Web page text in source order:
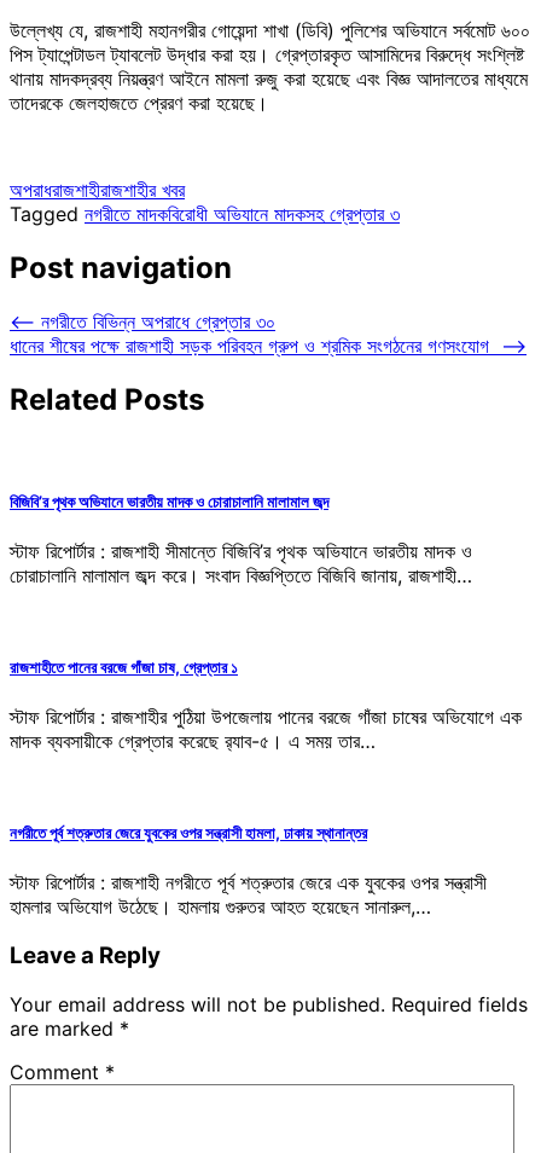
উল্লেখ্য যে, রাজশাহী মহানগরীর গোয়েন্দা শাখা (ডিবি) পুলিশের অভিযানে সর্বমোট ৬০০
পিস ট্যাপেন্টাডল ট্যাবলেট উদ্ধার করা হয়। গ্রেপ্তারকৃত আসামিদের বিরুদ্ধে সংশ্লিষ্ট
থানায় মাদকদ্রব্য নিয়ন্ত্রণ আইনে মামলা রুজু করা হয়েছে এবং বিজ্ঞ আদালতের মাধ্যমে
তাদেরকে জেলহাজতে প্রেরণ করা হয়েছে।
অপরাধরাজশাহীরাজশাহীর খবর
Tagged নগরীতে মাদকবিরোধী অভিযানে মাদকসহ গ্রেপ্তার ৩
Post navigation
⟵ নগরীতে বিভিন্ন অপরাধে গ্রেপ্তার ৩০
ধানের শীষের পক্ষে রাজশাহী সড়ক পরিবহন গ্রুপ ও শ্রমিক সংগঠনের গণসংযোগ ⟶
Related Posts
বিজিবি’র পৃথক অভিযানে ভারতীয় মাদক ও চোরাচালানি মালামাল জব্দ
স্টাফ রিপোর্টার : রাজশাহী সীমান্তে বিজিবি’র পৃথক অভিযানে ভারতীয় মাদক ও
চোরাচালানি মালামাল জব্দ করে। সংবাদ বিজ্ঞপ্তিতে বিজিবি জানায়, রাজশাহী…
রাজশাহীতে পানের বরজে গাঁজা চাষ, গ্রেপ্তার ১
স্টাফ রিপোর্টার : রাজশাহীর পুঠিয়া উপজেলায় পানের বরজে গাঁজা চাষের অভিযোগে এক
মাদক ব্যবসায়ীকে গ্রেপ্তার করেছে র‌্যাব-৫। এ সময় তার…
নগরীতে পূর্ব শত্রুতার জেরে যুবকের ওপর সন্ত্রাসী হামলা, ঢাকায় স্থানান্তর
স্টাফ রিপোর্টার : রাজশাহী নগরীতে পূর্ব শত্রুতার জেরে এক যুবকের ওপর সন্ত্রাসী
হামলার অভিযোগ উঠেছে। হামলায় গুরুতর আহত হয়েছেন সানারুল,…
Leave a Reply
Your email address will not be published. Required fields
are marked *
Comment *